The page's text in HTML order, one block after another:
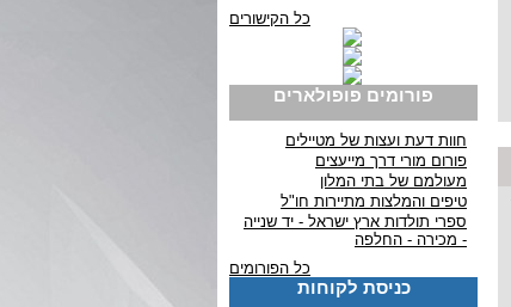
כל הקישורים
פורומים פופולארים
חוות דעת ועצות של מטיילים
פורום מורי דרך מייעצים
מעולמם של בתי המלון
טיפים והמלצות מתיירות חו"ל
ספרי תולדות ארץ ישראל - יד שנייה
- מכירה - החלפה
כל הפורומים
כניסת לקוחות